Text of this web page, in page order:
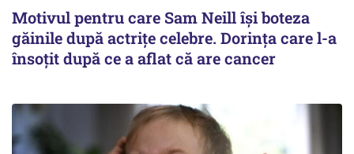
Motivul pentru care Sam Neill își boteza
găinile după actrițe celebre. Dorința care l-a
însoțit după ce a aflat că are cancer